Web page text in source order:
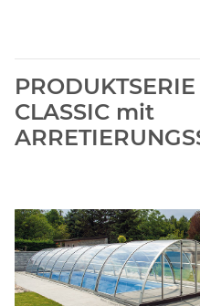
CLASSIC mit